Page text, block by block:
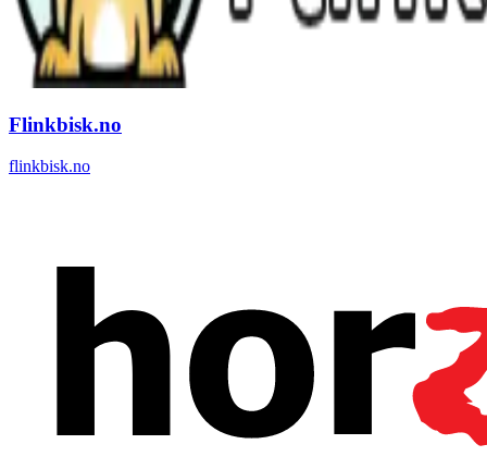
Flinkbisk.no
flinkbisk.no